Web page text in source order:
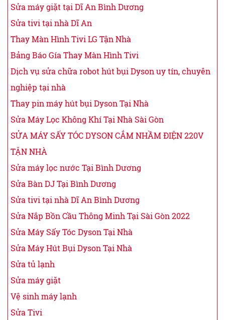
Sửa máy giặt tại Dĩ An Bình Dương
Sửa tivi tại nhà Dĩ An
Thay Màn Hình Tivi LG Tận Nhà
Bảng Báo Gía Thay Màn Hình Tivi
Dịch vụ sửa chữa robot hút bụi Dyson uy tín, chuyên
nghiệp tại nhà
Thay pin máy hút bụi Dyson Tại Nhà
Sửa Máy Lọc Không Khí Tại Nhà Sài Gòn
SỬA MÁY SẤY TÓC DYSON CẮM NHẦM ĐIỆN 220V
TẬN NHÀ
Sửa máy lọc nước Tại Bình Dương
Sửa Bàn DJ Tại Bình Dương
Sửa tivi tại nhà Dĩ An Bình Dương
Sửa Nắp Bồn Cầu Thông Minh Tại Sài Gòn 2022
Sửa Máy Sấy Tóc Dyson Tại Nhà
Sửa Máy Hút Bụi Dyson Tại Nhà
Sửa tủ lạnh
Sửa máy giặt
Vệ sinh máy lạnh
Sửa Tivi